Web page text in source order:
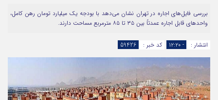
بررسی فایل‌های اجاره در تهران نشان می‌دهد با بودجه یک میلیارد تومان رهن کامل،
واحدهای قابل اجاره عمدتاً بین ۳۵ تا ۸۵ مترمربع مساحت دارند.
انتشار : - ۱۲:۲۰ کد خبر : 59426